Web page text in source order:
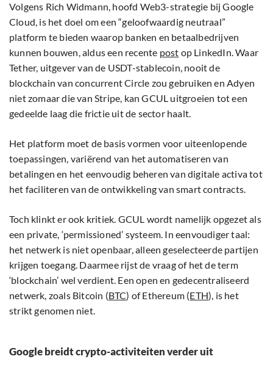
Volgens Rich Widmann, hoofd Web3-strategie bij Google
Cloud, is het doel om een “geloofwaardig neutraal”
platform te bieden waarop banken en betaalbedrijven
kunnen bouwen, aldus een recente post op LinkedIn. Waar
Tether, uitgever van de USDT-stablecoin, nooit de
blockchain van concurrent Circle zou gebruiken en Adyen
niet zomaar die van Stripe, kan GCUL uitgroeien tot een
gedeelde laag die frictie uit de sector haalt.
Het platform moet de basis vormen voor uiteenlopende
toepassingen, variërend van het automatiseren van
betalingen en het eenvoudig beheren van digitale activa tot
het faciliteren van de ontwikkeling van smart contracts.
Toch klinkt er ook kritiek. GCUL wordt namelijk opgezet als
een private, ‘permissioned’ systeem. In eenvoudiger taal:
het netwerk is niet openbaar, alleen geselecteerde partijen
krijgen toegang. Daarmee rijst de vraag of het de term
‘blockchain’ wel verdient. Een open en gedecentraliseerd
netwerk, zoals Bitcoin (BTC) of Ethereum (ETH), is het
strikt genomen niet.
Google breidt crypto-activiteiten verder uit